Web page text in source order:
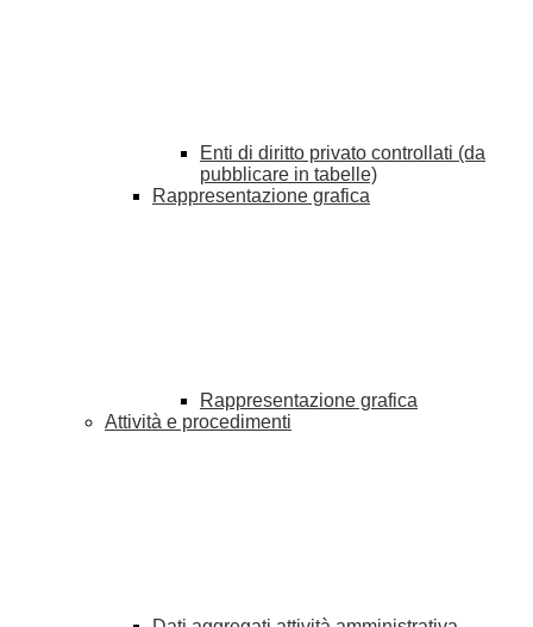
Enti di diritto privato controllati (da
pubblicare in tabelle)
Rappresentazione grafica
Rappresentazione grafica
Attività e procedimenti